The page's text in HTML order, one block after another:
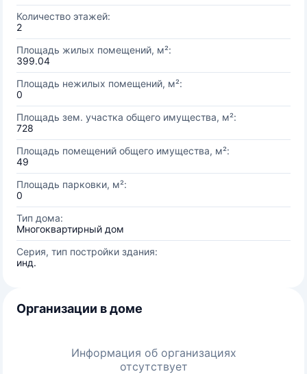
Количество этажей:
2
Площадь жилых помещений, м²:
399.04
Площадь нежилых помещений, м²:
0
Площадь зем. участка общего имущества, м²:
728
Площадь помещений общего имущества, м²:
49
Площадь парковки, м²:
0
Тип дома:
Многоквартирный дом
Серия, тип постройки здания:
инд.
Организации в доме
Информация об организациях
отсутствует